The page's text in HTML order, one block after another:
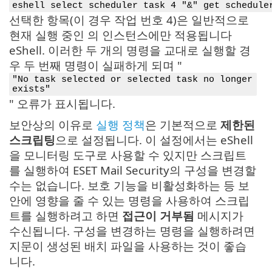
eshell select scheduler task 4 "&" get
선택한 항목(이 경우 작업 번호 4)은 일반적으로
현재 실행 중인 의 인스턴스에만 적용됩니다
eShell. 이러한 두 개의 명령을 교대로 실행할 경
우 두 번째 명령이 실패하게 되며 "
"No task selected or selected task no longer
exists"
" 오류가 표시됩니다.
보안상의 이유로 실행 정책은 기본적으로 제한된
스크립팅으로 설정됩니다. 이 설정에서는 eShell
을 모니터링 도구로 사용할 수 있지만 스크립트
를 실행하여 ESET Mail Security의 구성을 변경할
수는 없습니다. 보호 기능을 비활성화하는 등 보
안에 영향을 줄 수 있는 명령을 사용하여 스크립
트를 실행하려고 하면 접근이 거부됨 메시지가
수신됩니다. 구성을 변경하는 명령을 실행하려면
지문이 생성된 배치 파일을 사용하는 것이 좋습
니다.